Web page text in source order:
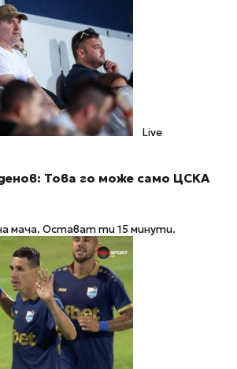
Live
Това го може само ЦСКА
мача. Остават ти 15 минути.